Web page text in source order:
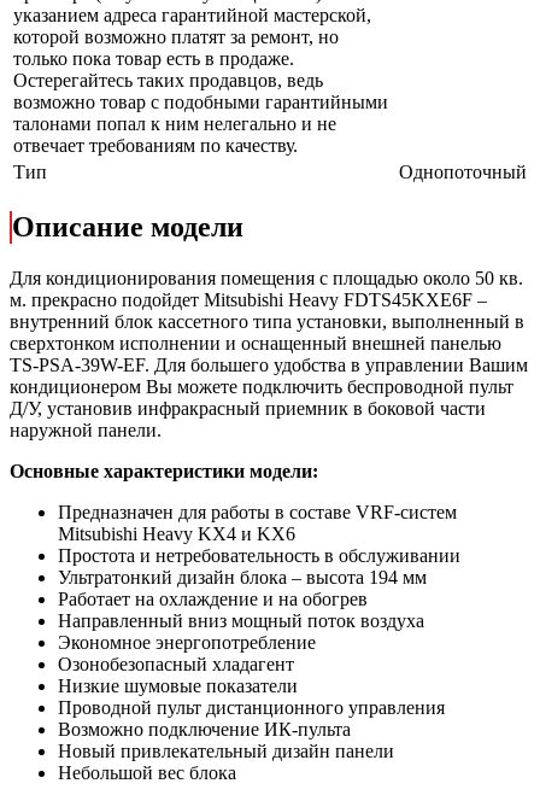
указанием адреса гарантийной мастерской,
которой возможно платят за ремонт, но
только пока товар есть в продаже.
Остерегайтесь таких продавцов, ведь
возможно товар с подобными гарантийными
талонами попал к ним нелегально и не
отвечает требованиям по качеству.
Тип
Однопоточный
Описание модели
Для кондиционирования помещения с площадью около 50 кв.
м. прекрасно подойдет Mitsubishi Heavy FDTS45KXE6F –
внутренний блок кассетного типа установки, выполненный в
сверхтонком исполнении и оснащенный внешней панелью
TS-PSA-39W-EF. Для большего удобства в управлении Вашим
кондиционером Вы можете подключить беспроводной пульт
Д/У, установив инфракрасный приемник в боковой части
наружной панели.
Основные характеристики модели:
Предназначен для работы в составе VRF-систем
Mitsubishi Heavy KX4 и KX6
Простота и нетребовательность в обслуживании
Ультратонкий дизайн блока – высота 194 мм
Работает на охлаждение и на обогрев
Направленный вниз мощный поток воздуха
Экономное энергопотребление
Озонобезопасный хладагент
Низкие шумовые показатели
Проводной пульт дистанционного управления
Возможно подключение ИК-пульта
Новый привлекательный дизайн панели
Небольшой вес блока